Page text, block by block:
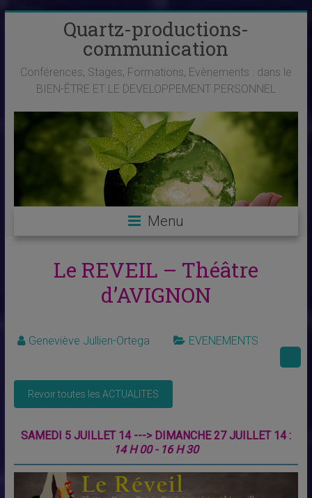
Quartz-productions-
communication
Conférences, Stages, Formations, Evènements : dans le
BIEN-ÊTRE ET LE DEVELOPPEMENT PERSONNEL
Menu
Le REVEIL – Théâtre
d’AVIGNON
Geneviève Jullien-Ortega EVENEMENTS
SAMEDI 5 JUILLET 14 ---> DIMANCHE 27 JUILLET 14 :
14 H 00 - 16 H 30